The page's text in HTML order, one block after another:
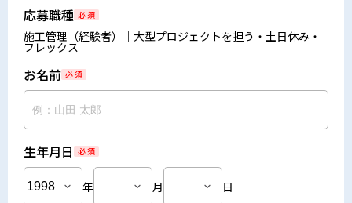
応募職種 必 須
施工管理（経験者）｜大型プロジェクトを担う・土日休み・
フレックス
お名前 必 須
生年月日 必 須
年 月 日